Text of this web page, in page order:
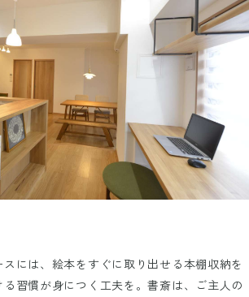
には、絵本をすぐに取り出せる本棚収納を
習慣が身につく工夫を。書斎は、ご主人の